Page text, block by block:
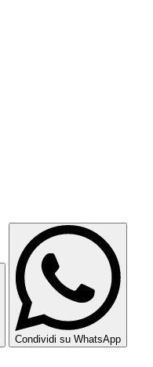
Condividi su WhatsApp